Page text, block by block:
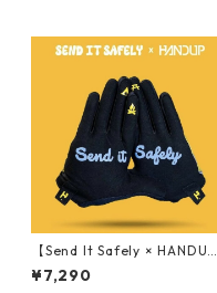
【Send It Safely × HANDU
P】 HANDUP SAFELY GLOVE
S
¥7,290